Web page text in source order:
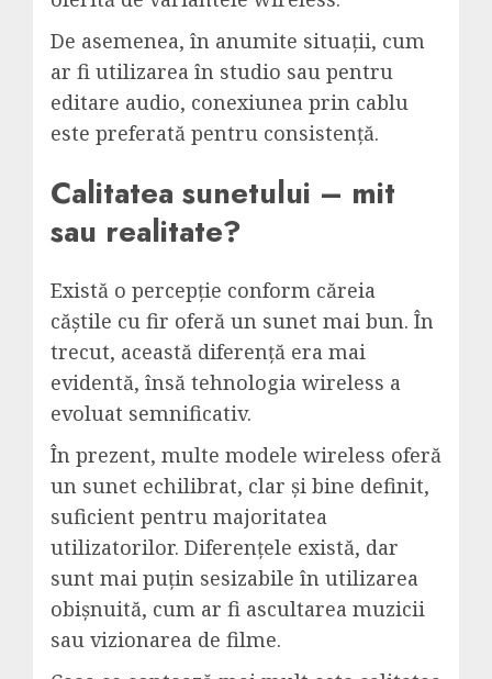
De asemenea, în anumite situații, cum
ar fi utilizarea în studio sau pentru
editare audio, conexiunea prin cablu
este preferată pentru consistență.
Calitatea sunetului – mit
sau realitate?
Există o percepție conform căreia
căștile cu fir oferă un sunet mai bun. În
trecut, această diferență era mai
evidentă, însă tehnologia wireless a
evoluat semnificativ.
În prezent, multe modele wireless oferă
un sunet echilibrat, clar și bine definit,
suficient pentru majoritatea
utilizatorilor. Diferențele există, dar
sunt mai puțin sesizabile în utilizarea
obișnuită, cum ar fi ascultarea muzicii
sau vizionarea de filme.